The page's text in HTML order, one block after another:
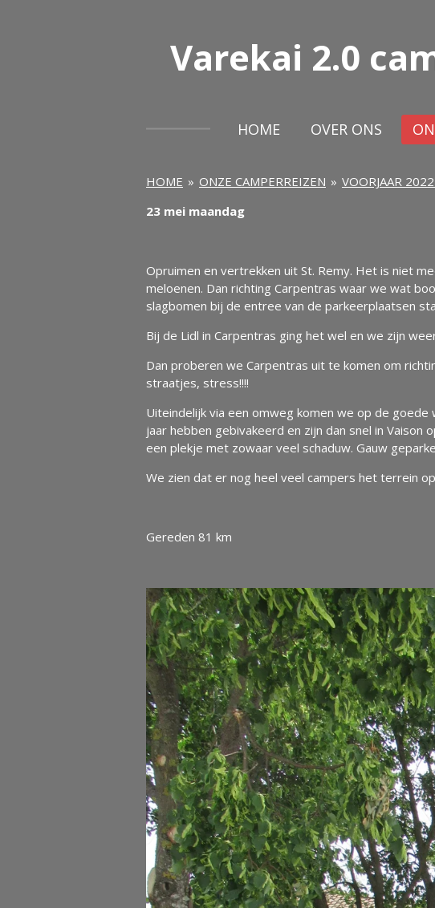
Varekai 2.0
HOME OVER ONS
HOME » ONZE CAMPERREIZEN » VOORJAAR
23 mei maandag
Opruimen en vertrekken uit St. Remy. Het is niet
meloenen. Dan richting Carpentras waar we wat
slagbomen bij de entree van de parkeerplaatsen
Bij de Lidl in Carpentras ging het wel en we zijn
Dan proberen we Carpentras uit te komen om
straatjes, stress!!!!
Uiteindelijk via een omweg komen we op de
jaar hebben gebivakeerd en zijn dan snel in Vaison
een plekje met zowaar veel schaduw. Gauw
We zien dat er nog heel veel campers het terrein
Gereden 81 km